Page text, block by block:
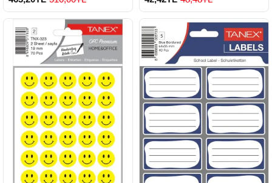
900 TL Üzeri Kargo Ücretsiz Çok Satılan Ürün